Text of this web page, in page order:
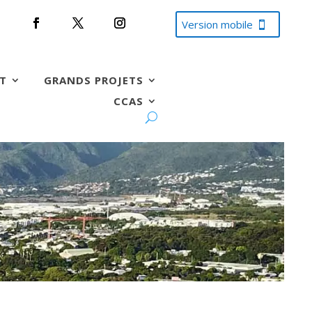
Version mobile
GRANDS PROJETS
CCAS